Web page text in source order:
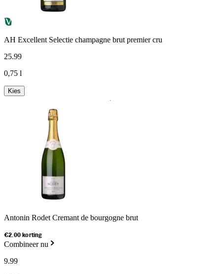
AH Excellent Selectie champagne brut premier cru
25.99
0,75 l
Kies
Antonin Rodet Cremant de bourgogne brut
€2.00 korting
Combineer nu
9.99